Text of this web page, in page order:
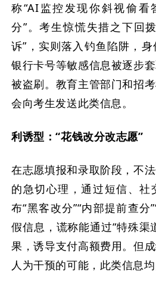
称“AI监控发现你斜视偷看
分”。考生惊慌失措之下回
诉”，实则落入钓鱼陷阱，身
银行卡号等敏感信息被逐步
被盗刷。教育主管部门和招
会向考生发送此类信息。
利诱型：“花钱改分改志愿”
在志愿填报和录取阶段，不
的急切心理，通过短信、社
布“黑客改分”“内部提前查分
假信息，谎称能通过“特殊渠
果，诱导支付高额费用。但
人为干预的可能，此类信息均